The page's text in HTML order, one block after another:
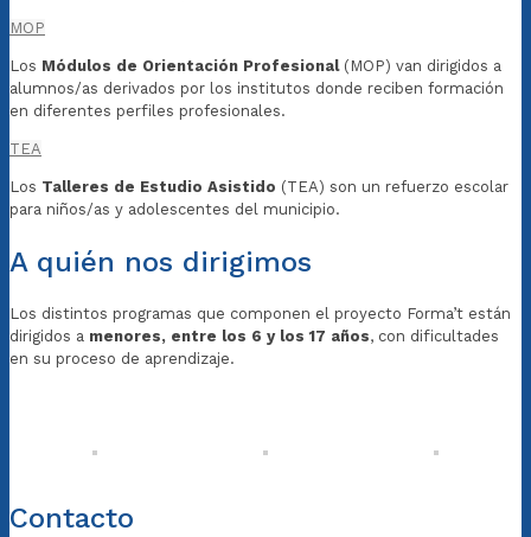
MOP
Los Módulos de Orientación Profesional(MOP) van dirigidos a
alumnos/as derivados por los institutos donde reciben formación
en diferentes perfiles profesionales.
TEA
Los Talleres de Estudio Asistido (TEA) son un refuerzo escolar
para niños/as y adolescentes del municipio.
A quién nos dirigimos
Los distintos programas que componen el proyecto Forma’t están
dirigidos a menores, entre los 6 y los 17 años, con dificultades
en su proceso de aprendizaje.
Contacto